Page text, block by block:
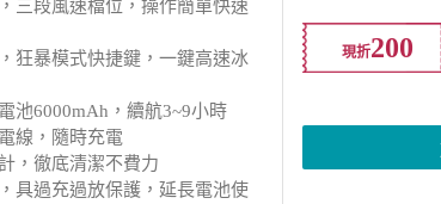
三段風速檔位，操作簡單快速
狂暴模式快捷鍵，一鍵高速冰
池6000mAh，續航3~9小時
線，隨時充電
，徹底清潔不費力
具過充過放保護，延長電池使
現折200